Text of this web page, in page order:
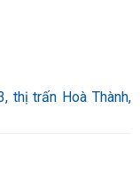
thị trấn Hoà Thành,